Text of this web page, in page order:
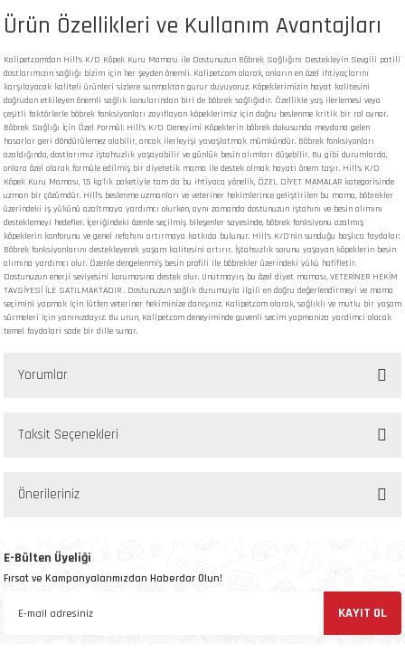
Ürün Özellikleri ve Kullanım Avantajları
Kalipet.com'dan Hill's K/D Köpek Kuru Maması ile Dostunuzun Böbrek Sağlığını Destekleyin Sevgili patili
dostlarımızın sağlığı bizim için her şeyden önemli. Kalipet.com olarak, onların en özel ihtiyaçlarını
karşılayacak kaliteli ürünleri sizlere sunmaktan gurur duyuyoruz. Köpeklerimizin hayat kalitesini
doğrudan etkileyen önemli sağlık konularından biri de böbrek sağlığıdır. Özellikle yaş ilerlemesi veya
çeşitli faktörlerle böbrek fonksiyonları zayıflayan köpeklerimiz için doğru beslenme kritik bir rol oynar.
Böbrek Sağlığı İçin Özel Formül: Hill's K/D Deneyimi Köpeklerin böbrek dokusunda meydana gelen
hasarlar geri döndürülemez olabilir, ancak ilerleyişi yavaşlatmak mümkündür. Böbrek fonksiyonları
azaldığında, dostlarımız iştahsızlık yaşayabilir ve günlük besin alımları düşebilir. Bu gibi durumlarda,
onlara özel olarak formüle edilmiş bir diyetetik mama ile destek olmak hayati önem taşır. Hill's K/D
Köpek Kuru Maması, 1.5 kg'lık paketiyle tam da bu ihtiyaca yönelik, ÖZEL DİYET MAMALAR kategorisinde
uzman bir çözümdür. Hill's beslenme uzmanları ve veteriner hekimlerince geliştirilen bu mama, böbrekler
üzerindeki iş yükünü azaltmaya yardımcı olurken, aynı zamanda dostunuzun iştahını ve besin alımını
desteklemeyi hedefler. İçeriğindeki özenle seçilmiş bileşenler sayesinde, böbrek fonksiyonu azalmış
köpeklerin konforunu ve genel refahını artırmaya katkıda bulunur. Hill's K/D'nin sunduğu başlıca faydalar:
Böbrek fonksiyonlarını destekleyerek yaşam kalitesini artırır. İştahsızlık sorunu yaşayan köpeklerin besin
alımına yardımcı olur. Özenle dengelenmiş besin profili ile böbrekler üzerindeki yükü hafifletir.
Dostunuzun enerji seviyesini korumasına destek olur. Unutmayın, bu özel diyet maması, VETERİNER HEKİM
TAVSİYESİ İLE SATILMAKTADIR . Dostunuzun sağlık durumuyla ilgili en doğru değerlendirmeyi ve mama
seçimini yapmak için lütfen veteriner hekiminize danışınız. Kalipet.com olarak, sağlıklı ve mutlu bir yaşam
sürmeleri için yanınızdayız. Bu urun, Kalipet.com deneyiminde guvenli secim yapmaniza yardimci olacak
temel faydalari sade bir dille sunar.
Yorumlar
Taksit Seçenekleri
Önerileriniz
gördüğünüz noktaları öneri formunu kullanarak tarafımıza iletebilirsiniz.
Ürün resmi kalitesiz, bozuk veya görüntülenemiyor.
E-Bülten Üyeliği
Fırsat ve Kampanyalarımızdan Haberdar Olun!
KAYIT OL